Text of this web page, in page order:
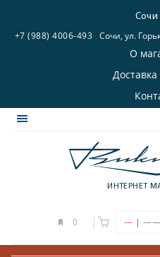
Сочи
+7 (988) 4006-493 Сочи, ул.
О
ИНТЕРНЕТ
0 — |